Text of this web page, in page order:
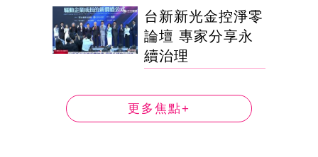
台新新光金控淨零
論壇 專家分享永
續治理
更多焦點+